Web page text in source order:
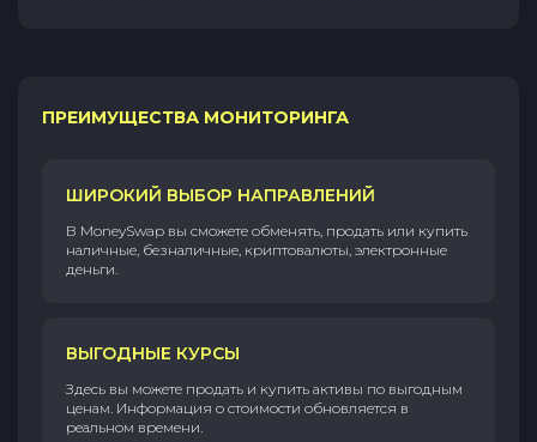
ПРЕИМУЩЕСТВА МОНИТОРИНГА
ШИРОКИЙ ВЫБОР НАПРАВЛЕНИЙ
В MoneySwap вы сможете обменять, продать или купить
наличные, безналичные, криптовалюты, электронные
деньги.
ВЫГОДНЫЕ КУРСЫ
Здесь вы можете продать и купить активы по выгодным
ценам. Информация о стоимости обновляется в
реальном времени.